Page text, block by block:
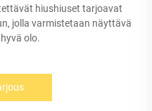
hiushiuset tarjoavat
jolla varmistetaan näyttävä
olo.